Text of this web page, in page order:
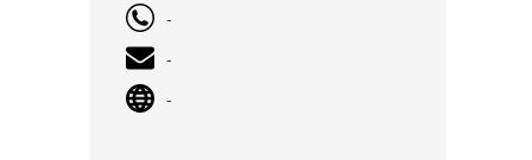
-
-
-